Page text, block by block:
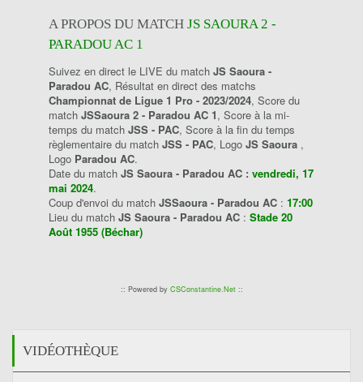
A PROPOS DU MATCH JS SAOURA 2 -
PARADOU AC 1
Suivez en direct le LIVE du match JS Saoura -
Paradou AC, Résultat en direct des matchs
Championnat de Ligue 1 Pro - 2023/2024, Score du
match JSSaoura 2 - Paradou AC 1, Score à la mi-
temps du match JSS - PAC, Score à la fin du temps
règlementaire du match JSS - PAC, Logo JS Saoura ,
Logo Paradou AC.
Date du match JS Saoura - Paradou AC : vendredi, 17
mai 2024.
Coup d'envoi du match JSSaoura - Paradou AC : 17:00
Lieu du match JS Saoura - Paradou AC : Stade 20
Août 1955 (Béchar)
:: Powered by CSConstantine.Net::
VIDÉOTHÈQUE